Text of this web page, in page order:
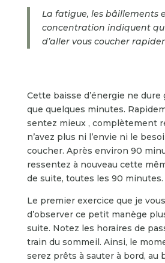
La fatigue, les bâillements
concentration indiquent
d’aller vous coucher
Cette baisse d’énergie ne
que quelques minutes.
sentez mieux , complètement
n’avez plus ni l’envie ni le
coucher. Après environ 90
ressentez à nouveau cette
de suite, toutes les 90 minutes.
Le premier exercice que je
d’observer ce petit manège
suite. Notez les horaires de
train du sommeil. Ainsi, le
serez prêts à sauter à bord, au